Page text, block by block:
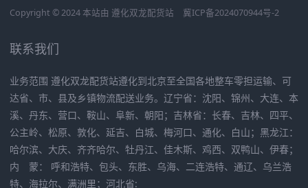
Copyright © 2024 本站由 遵化双龙配货站 冀ICP备2024070944号-2
联系我们
业务范围 遵化双龙配货站遵化到北京至全国各地整车零担运输、可
达省、市、县及乡镇物流配送业务。辽宁省：沈阳、锦州、大连、本
溪、丹东、营口、鞍山、阜新、朝阳；吉林省：长春、吉林、四平、
公主岭、松原、敦化、延吉、白城、梅河口、通化、白山；黑龙江：
哈尔滨、大庆、齐齐哈尔、牡丹江、佳木斯、鸡西、双鸭山、伊春；
内 蒙： 呼和浩特、包头、东胜、乌海、二连浩特、通辽、乌兰浩
特、海拉尔、满洲里；河北省: